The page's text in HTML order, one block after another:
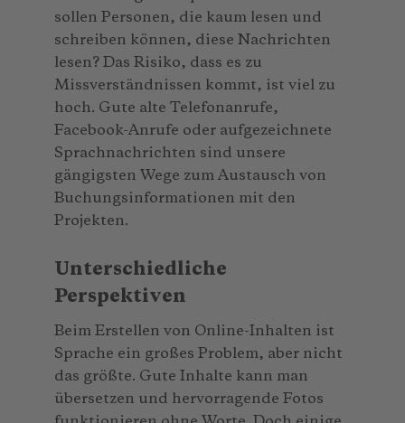
sollen Personen, die kaum lesen und
schreiben können, diese Nachrichten
lesen? Das Risiko, dass es zu
Missverständnissen kommt, ist viel zu
hoch. Gute alte Telefonanrufe,
Facebook-Anrufe oder aufgezeichnete
Sprachnachrichten sind unsere
gängigsten Wege zum Austausch von
Buchungsinformationen mit den
Projekten.
Unterschiedliche
Perspektiven
Beim Erstellen von Online-Inhalten ist
Sprache ein großes Problem, aber nicht
das größte. Gute Inhalte kann man
übersetzen und hervorragende Fotos